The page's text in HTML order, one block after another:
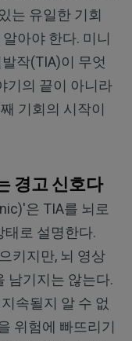
는 유일한 기회
아야 한다. 미니
작(TIA)이 무엇
기의 끝이 아니라
기회의 시작이
경고 신호다
은 TIA를 뇌로
태로 설명한다.
키지만, 뇌 영상
남기지는 않는다.
속될지 알 수 없
위험에 빠뜨리기